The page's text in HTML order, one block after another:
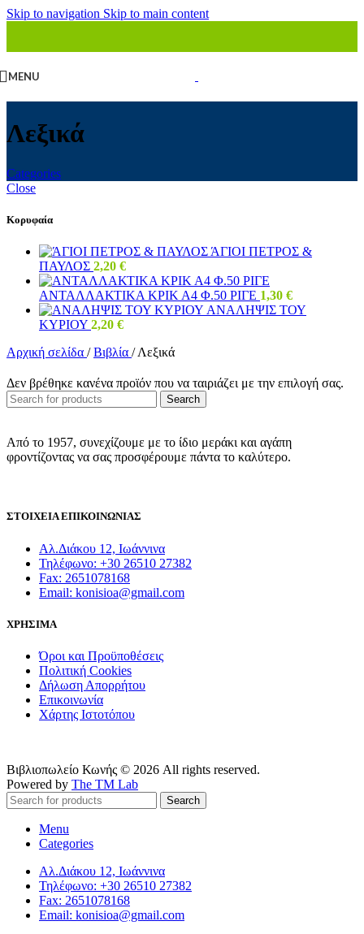
Skip to navigation Skip to main content
MENU
Λεξικά
Categories
Close
Κορυφαία
ΆΓΙΟΙ ΠΕΤΡΟΣ &
ΠΑΥΛΟΣ 2,20 €
ΑΝΤΑΛΛΑΚΤΙΚΑ ΚΡΙΚ Α4 Φ.50 ΡΙΓΕ 1,30 €
ΑΝΑΛΗΨΙΣ ΤΟΥ
ΚΥΡΙΟΥ 2,20 €
Αρχική σελίδα / Βιβλία / Λεξικά
Δεν βρέθηκε κανένα προϊόν που να ταιριάζει με την επιλογή σας.
Search
Από το 1957, συνεχίζουμε με το ίδιο μεράκι και αγάπη
φροντίζοντας να σας προσφέρουμε πάντα το καλύτερο.
ΣΤΟΙΧΕΙΑ ΕΠΙΚΟΙΝΩΝΙΑΣ
Αλ.Διάκου 12, Ιωάννινα
Τηλέφωνο: +30 26510 27382
Fax: 2651078168
Email: konisioa@gmail.com
ΧΡΗΣΙΜΑ
Όροι και Προϋποθέσεις
Πολιτική Cookies
Δήλωση Απορρήτου
Επικοινωνία
Χάρτης Ιστοτόπου
Βιβλιοπωλείο Κωνής © 2026 All rights reserved.
Powered by The TM Lab
Search
Menu
Categories
Αλ.Διάκου 12, Ιωάννινα
Τηλέφωνο: +30 26510 27382
Fax: 2651078168
Email: konisioa@gmail.com